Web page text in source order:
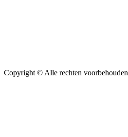
Copyright © Alle rechten voorbehouden